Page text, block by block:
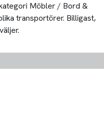
Möbler / Bord &
transportörer. Billigast,